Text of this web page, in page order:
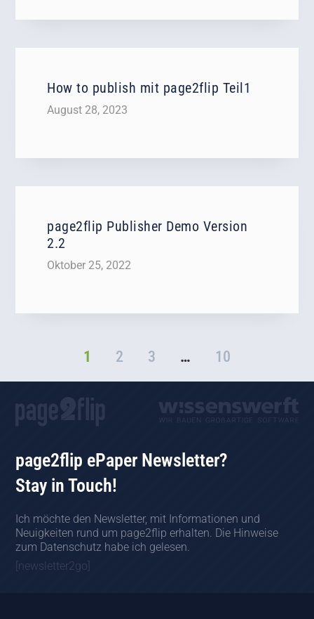
How to publish mit page2flip Teil1
August 28, 2023
page2flip Publisher Demo Version
2.2
Oktober 25, 2022
1 2 3 … 10
page2flip ePaper Newsletter?
Stay in Touch!
Ich möchte den Newsletter, mit Informationen und
Neuigkeiten rund um page2flip erhalten. Die Hinweise
zum Datenschutz habe ich gelesen.
[newsletter2go]